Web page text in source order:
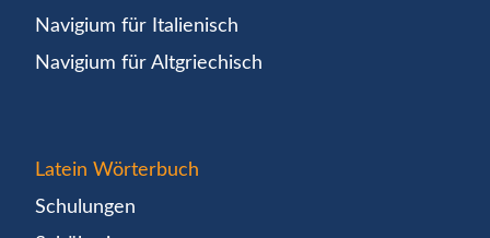
Navigium für Italienisch
Navigium für Altgriechisch
Latein Wörterbuch
Schulungen